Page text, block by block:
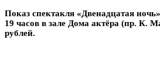
Показ спектакля «Двенадцатая
19 часов в зале Дома актёра (пр. К.
рублей.